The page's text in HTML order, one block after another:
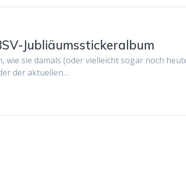
Jubliäumsstickeralbum
sie damals (oder vielleicht sogar noch
der aktuellen…